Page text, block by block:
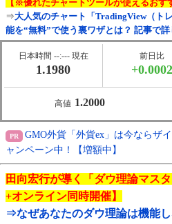
【※優れたチャートツールが使えるおす
⇒大人気のチャート「TradingView（ト
能を“無料”で使う裏ワザとは？ 記事で詳
日本時間 --:--- 現在
1.1980
前日比
+0.0002
高値 1.2000
GMO外貨「外貨ex」は今ならザ
ャンペーン中！【増額中】
田向宏行が導く「ダウ理論マス
+オンライン同時開催】
⇒なぜあなたのダウ理論は機能